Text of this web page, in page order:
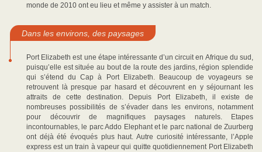
monde de 2010 ont eu lieu et même y assister à un match.
Dans les environs, des paysages
Port Elizabeth est une étape intéressante d’un circuit en Afrique du sud,
puisqu’elle est située au bout de la route des jardins, région splendide
qui s’étend du Cap à Port Elizabeth. Beaucoup de voyageurs se
retrouvent là presque par hasard et découvrent en y séjournant les
attraits de cette destination. Depuis Port Elizabeth, il existe de
nombreuses possibilités de s’évader dans les environs, notamment
pour découvrir de magnifiques paysages naturels. Etapes
incontournables, le parc Addo Elephant et le parc national de Zuurberg
ont déjà été évoqués plus haut. Autre curiosité intéressante, l’Apple
express est un train à vapeur qui quitte quotidiennement Port Elizabeth